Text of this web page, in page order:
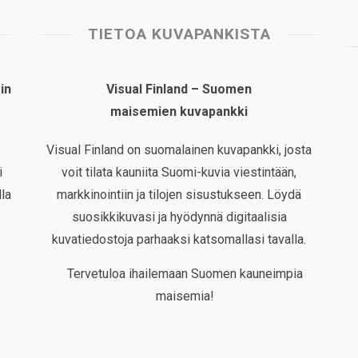
TIETOA KUVAPANKISTA
Visual Finland – Suomen
maisemien kuvapankki
Visual Finland on suomalainen kuvapankki, josta
voit tilata kauniita Suomi-kuvia viestintään,
markkinointiin ja tilojen sisustukseen. Löydä
suosikkikuvasi ja hyödynnä digitaalisia
kuvatiedostoja parhaaksi katsomallasi tavalla.
Tervetuloa ihailemaan Suomen kauneimpia
maisemia!